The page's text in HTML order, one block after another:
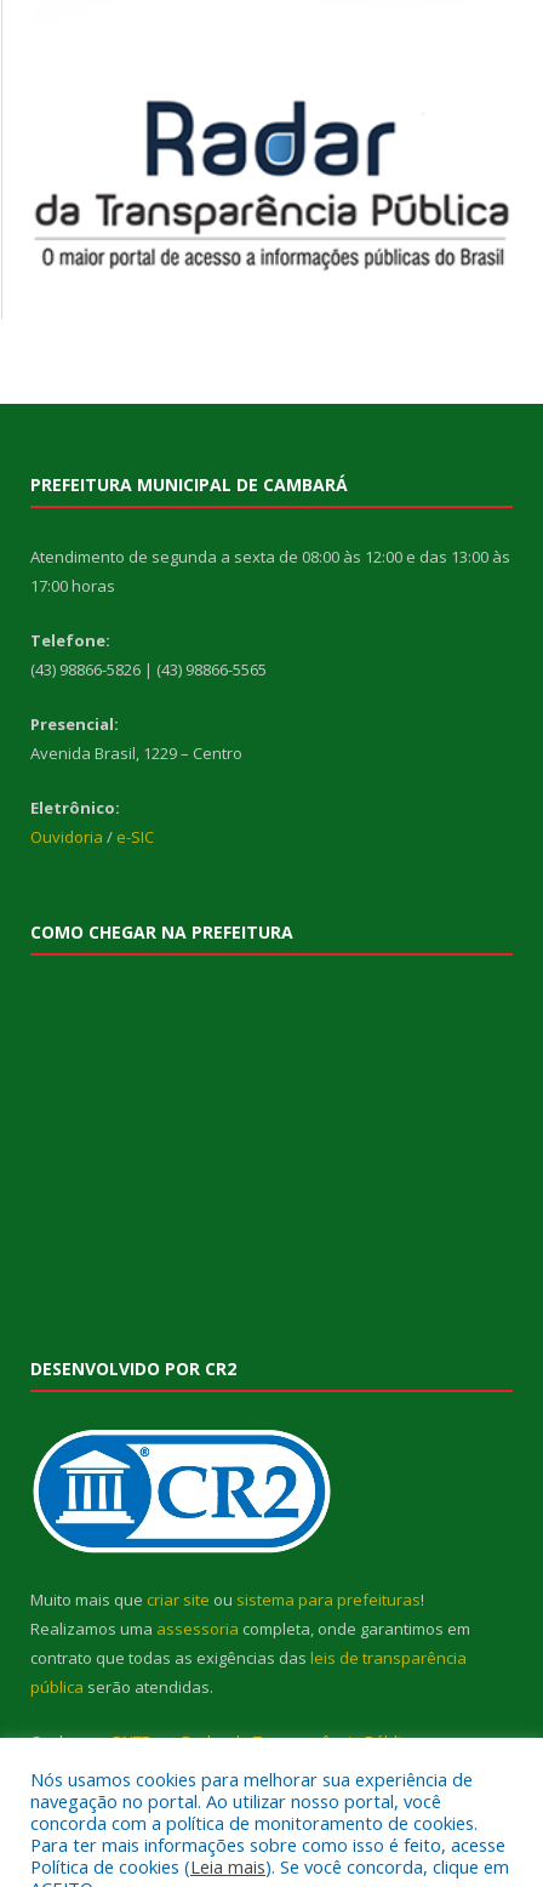
PREFEITURA MUNICIPAL DE CAMBARÁ
Atendimento de segunda a sexta de 08:00 às 12:00 e das 13:00 às
17:00 horas
Telefone:
(43) 98866-5826 | (43) 98866-5565
Presencial:
Avenida Brasil, 1229 – Centro
Eletrônico:
Ouvidoria / e-SIC
COMO CHEGAR NA PREFEITURA
DESENVOLVIDO POR CR2
Muito mais que criar site ou sistema para prefeituras!
Realizamos uma assessoria completa, onde garantimos em
contrato que todas as exigências das leis de transparência
pública serão atendidas.
Conheça oPNTPe oRadar da Transparência Pública
Todos os direitos reservados a Prefeitura Municipal de Cambará.
Nós usamos cookies para melhorar sua experiência de
navegação no portal. Ao utilizar nosso portal, você
concorda com a política de monitoramento de cookies.
Para ter mais informações sobre como isso é feito, acesse
Política de cookies (Leia mais). Se você concorda, clique em